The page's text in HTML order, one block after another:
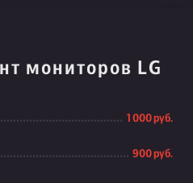
мониторов LG
1 000 руб.
900 руб.